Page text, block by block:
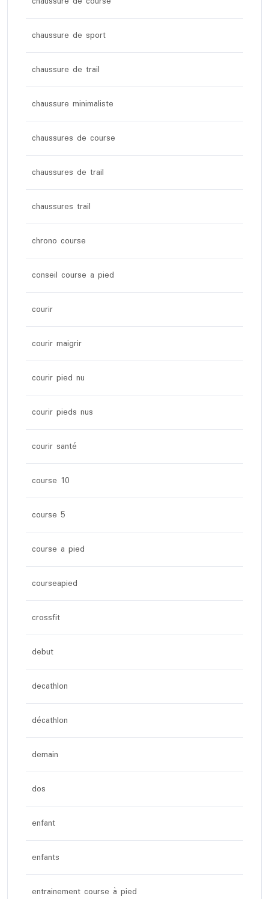
chaussure de sport
chaussure de trail
chaussure minimaliste
chaussures de course
chaussures de trail
chaussures trail
chrono course
conseil course a pied
courir
courir maigrir
courir pied nu
courir pieds nus
courir santé
course 10
course 5
course a pied
courseapied
crossfit
debut
decathlon
décathlon
demain
dos
enfant
enfants
entrainement course à pied